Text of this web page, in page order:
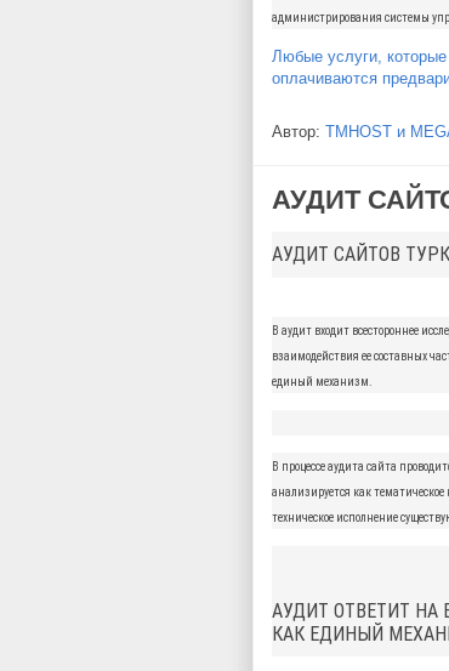
администрирования системы
Любые услуги,
оплачиваются
Автор: TMHOST и
АУДИТ
АУДИТ САЙТОВ
В аудит входит всестороннее
взаимодействия ее составных
единый механизм.
В процессе аудита сайта
анализируется как
техническое исполнение
АУДИТ ОТВЕТИТ НА
КАК ЕДИНЫЙ